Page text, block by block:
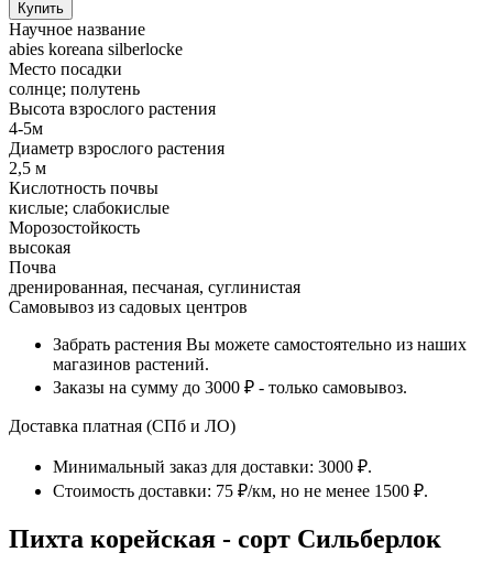
Научное название
abies koreana silberlocke
Место посадки
солнце; полутень
Высота взрослого растения
4-5м
Диаметр взрослого растения
2,5 м
Кислотность почвы
кислые; слабокислые
Морозостойкость
высокая
Почва
дренированная, песчаная, суглинистая
Самовывоз из садовых центров
Забрать растения Вы можете самостоятельно из наших
магазинов растений.
Заказы на сумму до 3000 ₽ - только самовывоз.
Доставка платная (СПб и ЛО)
Минимальный заказ для доставки: 3000 ₽.
Стоимость доставки: 75 ₽/км, но не менее 1500 ₽.
Пихта корейская - сорт Сильберлок